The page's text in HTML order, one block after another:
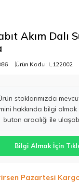
Akım Dalı
Ürün Kodu : L122002
stoklarımızda
hakkında bilgi
buton aracılığı ile
Bilgi Almak İçin
Pazartesi